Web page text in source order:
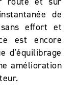
de
effort et
est encore
d'équilibrage
amélioration